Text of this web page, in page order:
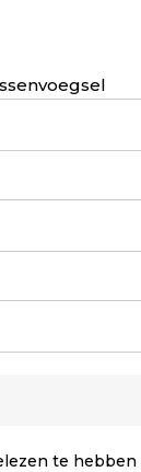
te